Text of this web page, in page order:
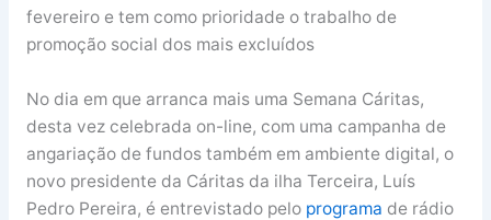
fevereiro e tem como prioridade o trabalho de
promoção social dos mais excluídos
No dia em que arranca mais uma Semana Cáritas,
desta vez celebrada on-line, com uma campanha de
angariação de fundos também em ambiente digital, o
novo presidente da Cáritas da ilha Terceira, Luís
Pedro Pereira, é entrevistado pelo programa de rádio